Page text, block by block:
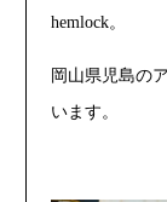
hemlock。
岡山県児島の
います。